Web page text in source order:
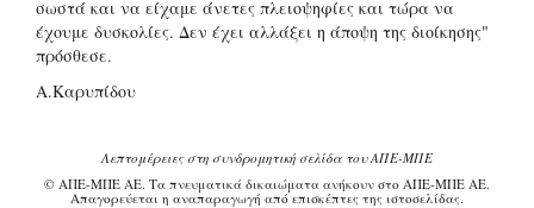
σωστά και να είχαμε άνετες πλειοψηφίες και τώρα να
έχουμε δυσκολίες. Δεν έχει αλλάξει η άποψη της διοίκησης"
πρόσθεσε.
Α.Καρυπίδου
Λεπτομέρειες στη συνδρομητική σελίδα του ΑΠΕ-ΜΠΕ
© ΑΠΕ-ΜΠΕ ΑΕ. Τα πνευματικά δικαιώματα ανήκουν στο ΑΠΕ-ΜΠΕ ΑΕ.
Απαγορεύεται η αναπαραγωγή από επισκέπτες της ιστοσελίδας.